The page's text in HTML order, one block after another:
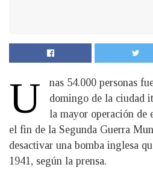
U
nas 54.000 personas
domingo de la ciudad
la mayor operación de
el fin de la Segunda Guerra
desactivar una bomba inglesa
1941, según la prensa.